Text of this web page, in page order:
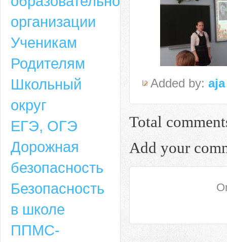
Added by: aja
Total
Add your
организации
Ученикам
Родителям
Школьный
округ
ЕГЭ, ОГЭ
Дорожная
безопасность
Безопасность
в школе
ППМС-